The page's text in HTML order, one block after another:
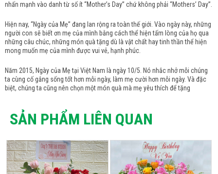
nhấn mạnh vào danh từ số ít “Mother’s Day” chứ không phải “Mothers’ Day”.
Hiện nay, “Ngày của Mẹ” đang lan rộng ra toàn thế giới. Vào ngày này, những
người con sẽ biết ơn mẹ của mình bằng cách thể hiện tấm lòng của họ qua
những câu chúc, những món quà tặng dù là vật chất hay tinh thần thể hiện
mong muốn mẹ của mình được vui vẻ, hạnh phúc.
Năm 2015, Ngày của Mẹ tại Việt Nam là ngày 10/5. Nó nhắc nhở mỗi chúng
ta cùng cố gắng sống tốt hơn mỗi ngày, làm mẹ cười hơn mỗi ngày. Và đặc
biệt, chúng ta cũng nên chọn một món quà mà mẹ yêu thích để tặng
SẢN PHẨM LIÊN QUAN